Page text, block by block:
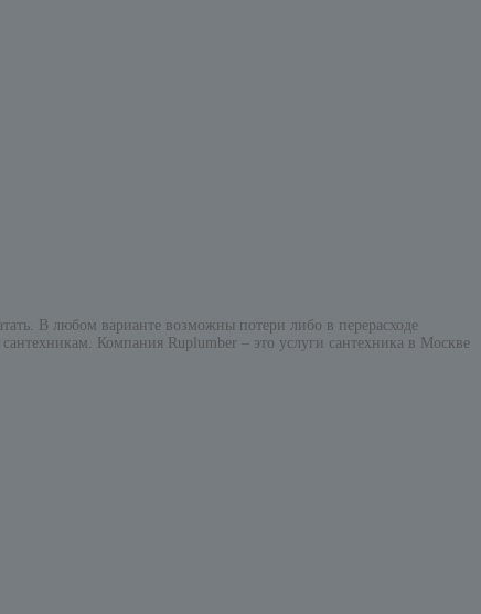
В любом варианте возможны потери либо в перерасходе
Компания Ruplumber – это услуги сантехника в Москве